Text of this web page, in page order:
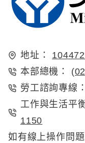
地址：
本部總機：
勞工諮詢專線：
工作與生活平
1150
如有線上操作問